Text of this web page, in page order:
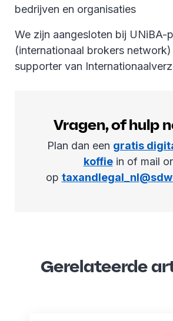
bedrijven en organisaties
We zijn aangesloten bij UNiBA-
(internationaal brokers network)
supporter van
Vragen, of hulp
Plan dan een gratis
koffiein of mail
op
Gerelateerde